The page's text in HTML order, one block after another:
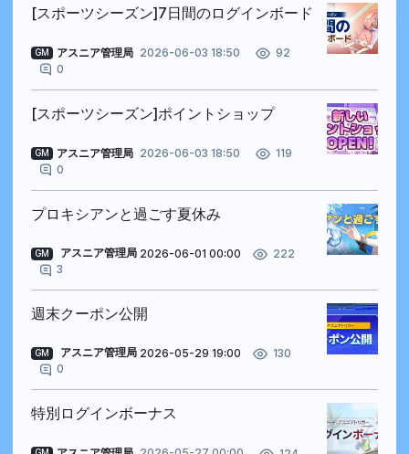
[スポーツシーズン]7日間のログインボード
GM アスニア管理局 2026-06-03 18:50
92
0
[スポーツシーズン]ポイントショップ
GM アスニア管理局 2026-06-03 18:50
119
0
プロキシアンと過ごす夏休み
GM アスニア管理局 2026-06-01 00:00
222
3
週末クーポン公開
GM アスニア管理局 2026-05-29 19:00
130
0
特別ログインボーナス